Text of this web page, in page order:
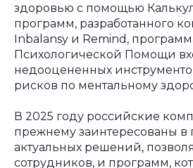
здоровью с помощью
программ, разработанного
Inbalansy и Remind,
Психологической Помощи
недооцененных
рисков по ментальному
В 2025 году российские
прежнему заинтересованы в
актуальных решений,
сотрудников, и программ,